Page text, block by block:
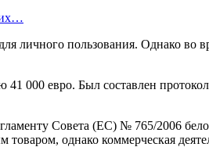
их…
личного пользования. Однако во
000 евро. Был составлен
Совета (ЕС) № 765/2006
однако коммерческая